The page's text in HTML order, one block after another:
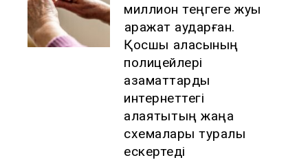
миллион теңгеге жуық
қаражат аударған.
Қосшы қаласының
полицейлері
азаматтарды
интернеттегі
алаяқтықтың жаңа
схемалары туралы
ескертеді